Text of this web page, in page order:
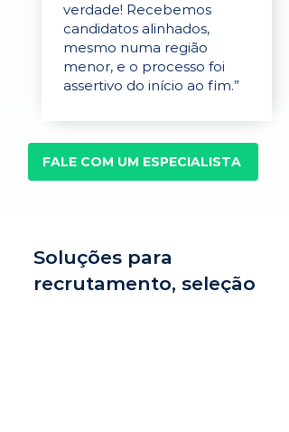
verdade! Recebemos
candidatos alinhados,
mesmo numa região
menor, e o processo foi
assertivo do início ao fim.”
FALE COM UM ESPECIALISTA
Soluções para
recrutamento, seleção